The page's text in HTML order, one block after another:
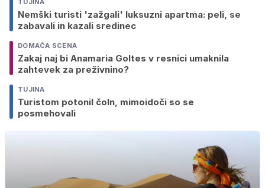
TUJINA
Nemški turisti 'zažgali' luksuzni apartma: peli, se
zabavali in kazali sredinec
DOMAČA SCENA
Zakaj naj bi Anamaria Goltes v resnici umaknila
zahtevek za preživnino?
TUJINA
Turistom potonil čoln, mimoidoči so se
posmehovali